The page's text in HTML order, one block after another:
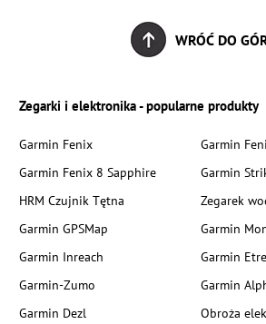
WRÓĆ DO
Zegarki i elektronika - popularne produkty
Garmin Fenix
Garmin
Garmin Fenix 8 Sapphire
Garmin
HRM Czujnik Tętna
Zegarek
Garmin GPSMap
Garmin
Garmin Inreach
Garmin
Garmin-Zumo
Garmin
Garmin Dezl
Obroża